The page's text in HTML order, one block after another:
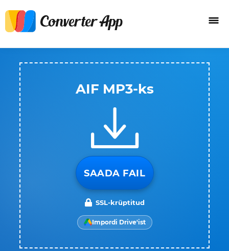
AIF MP3-ks
SAADA FAIL
SSL-krüptitud
Impordi Drive'ist